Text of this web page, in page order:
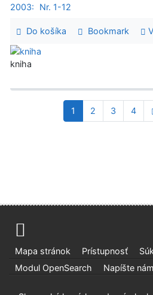
2003:
Nr. 1-12
Do košíka Bookmark
kniha
1 2 3 4
Mapa stránok Prístupnosť
Modul OpenSearch
Napíšte nám